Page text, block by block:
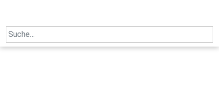
Search
for: